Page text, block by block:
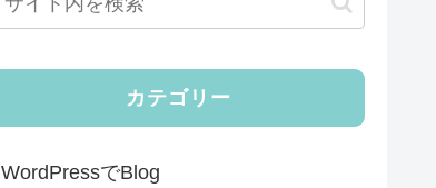
カテゴリー
WordPressでBlog